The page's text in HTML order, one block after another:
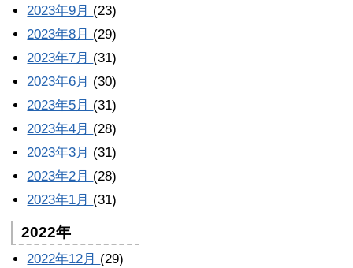
2023年9月 (23)
2023年8月 (29)
2023年7月 (31)
2023年6月 (30)
2023年5月 (31)
2023年4月 (28)
2023年3月 (31)
2023年2月 (28)
2023年1月 (31)
2022年
2022年12月 (29)